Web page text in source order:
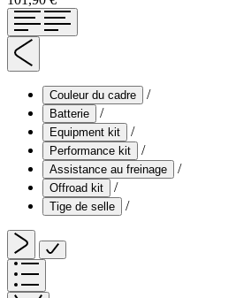
Couleur du cadre /
Batterie /
Equipment kit /
Performance kit /
Assistance au freinage /
Offroad kit /
Tige de selle /